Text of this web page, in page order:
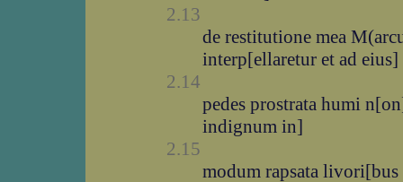
2.13
de restitutione mea
interp[ellaretur et ad eius]
2.14
pedes prostrata humi
indignum in]
2.15
modum rapsata